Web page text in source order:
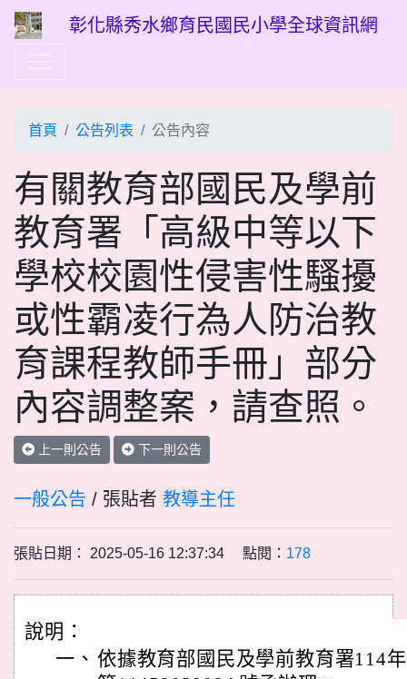
彰化縣秀水鄉育民國民小學全球資訊網
首頁 公告列表 公告內容
有關教育部國民及學前
教育署「高級中等以下
學校校園性侵害性騷擾
或性霸凌行為人防治教
育課程教師手冊」部分
內容調整案，請查照。
上一則公告 下一則公告
一般公告 / 張貼者 教導主任
張貼日期： 2025-05-16 12:37:34 點閱： 178
說明：
一、 依據教育部國民及學前教育署114